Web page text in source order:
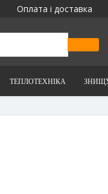
Оплата і доставка
ТЕПЛОТЕХНІКА